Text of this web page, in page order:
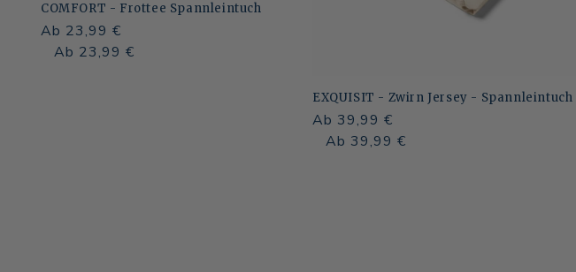
COMFORT - Frottee Spannleintuch
Normaler
Preis
Ab 23,99 €
Normaler
Verkaufspreis
Ab 23,99 €
EXQUISIT - Zwirn Jersey - Spannleintuch
Normaler
Preis
Ab 39,99 €
Normaler
Verkaufspreis
Ab 39,99 €